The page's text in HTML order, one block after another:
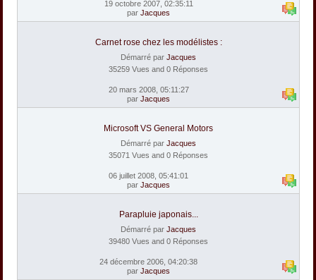
19 octobre 2007, 02:35:11
par Jacques
Carnet rose chez les modélistes :
Démarré par Jacques
35259 Vues and 0 Réponses
20 mars 2008, 05:11:27
par Jacques
Microsoft VS General Motors
Démarré par Jacques
35071 Vues and 0 Réponses
06 juillet 2008, 05:41:01
par Jacques
Parapluie japonais...
Démarré par Jacques
39480 Vues and 0 Réponses
24 décembre 2006, 04:20:38
par Jacques